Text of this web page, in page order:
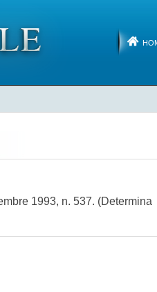
1993, n. 537. (Determina